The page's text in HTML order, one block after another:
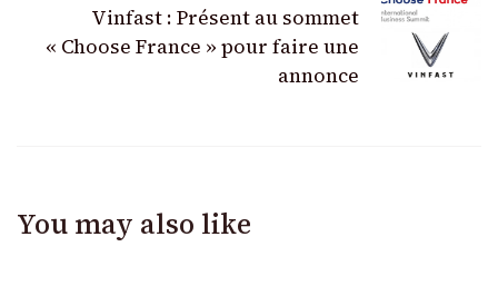
Vinfast : Présent au sommet
« Choose France » pour faire une
annonce
You may also like